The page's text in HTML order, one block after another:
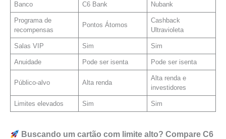
Banco C6 Bank Nubank
Programa de
recompensas
Pontos Átomos
Cashback
Ultravioleta
Salas VIP Sim Sim
Anuidade Pode ser isenta Pode ser isenta
Público-alvo Alta renda
Alta renda e
investidores
Limites elevados Sim Sim
Buscando um cartão com limite alto? Compare C6